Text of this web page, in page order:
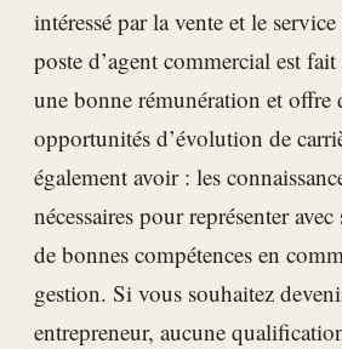
intéressé par la vente et le
poste d’agent commercial est
une bonne rémunération et offre
opportunités d’évolution de
également avoir : les
nécessaires pour représenter
de bonnes compétences en
gestion. Si vous souhaitez
entrepreneur, aucune